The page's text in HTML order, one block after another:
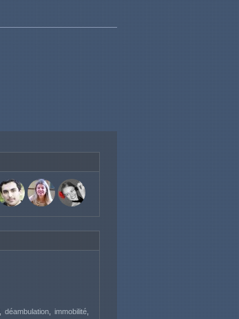
déambulation
immobilité